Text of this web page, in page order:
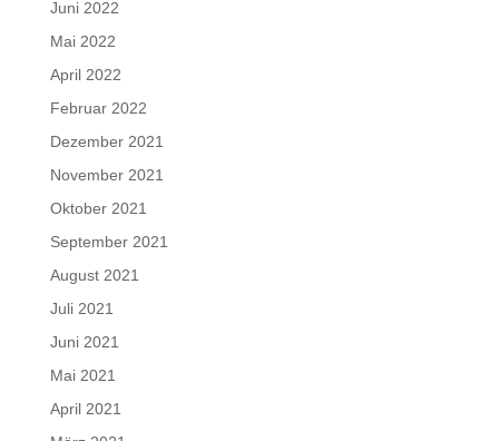
Juni 2022
Mai 2022
April 2022
Februar 2022
Dezember 2021
November 2021
Oktober 2021
September 2021
August 2021
Juli 2021
Juni 2021
Mai 2021
April 2021